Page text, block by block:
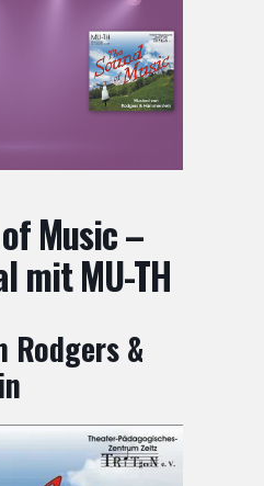
Music –
mit MU-TH
Rodgers &